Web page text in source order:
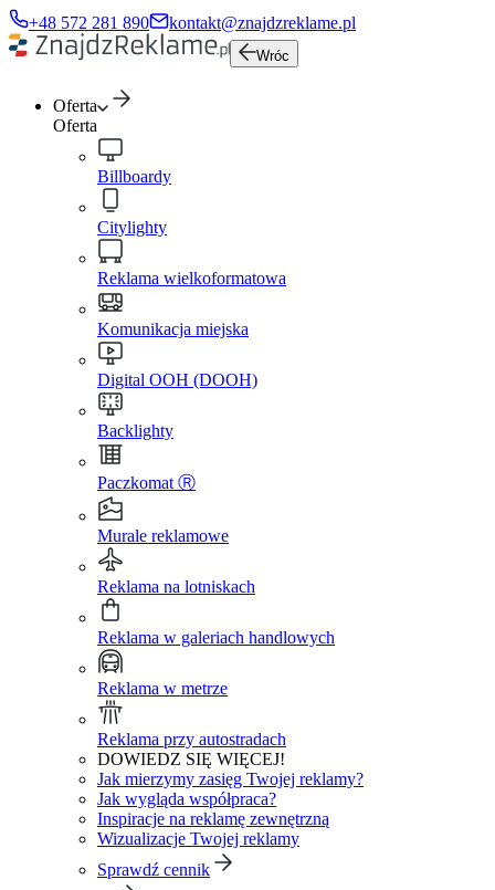
+48 572 281 890 kontakt@znajdzreklame.pl
Wróc
Oferta
Oferta
Billboardy
Citylighty
Reklama wielkoformatowa
Komunikacja miejska
Digital OOH (DOOH)
Backlighty
Paczkomat Ⓡ
Murale reklamowe
Reklama na lotniskach
Reklama w galeriach handlowych
Reklama w metrze
Reklama przy autostradach
DOWIEDZ SIĘ WIĘCEJ!
Jak mierzymy zasięg Twojej reklamy?
Jak wygląda współpraca?
Inspiracje na reklamę zewnętrzną
Wizualizacje Twojej reklamy
Sprawdź cennik